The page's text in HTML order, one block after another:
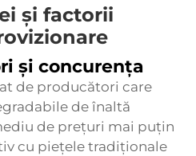
și factorii
și concurența
de producători care
de înaltă
de prețuri mai puțin
cu piețele tradiționale